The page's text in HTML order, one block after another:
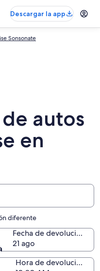
Descargar la app
Sonsonate
autos
en
diferente
Fecha de devolución
21 ago
Hora de devolución